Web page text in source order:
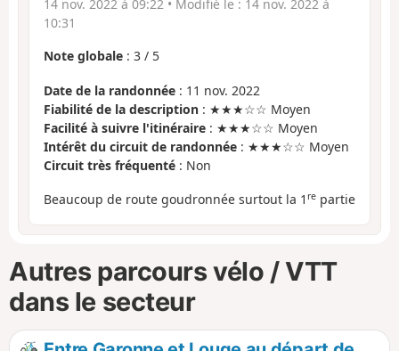
14 nov. 2022 à 09:22 • Modifié le : 14 nov. 2022 à
10:31
Note globale : 3 / 5
Date de la randonnée : 11 nov. 2022
Fiabilité de la description : ★★★☆☆ Moyen
Facilité à suivre l'itinéraire : ★★★☆☆ Moyen
Intérêt du circuit de randonnée : ★★★☆☆ Moyen
Circuit très fréquenté : Non
Beaucoup de route goudronnée surtout la 1 re partie
Autres parcours vélo / VTT
dans le secteur